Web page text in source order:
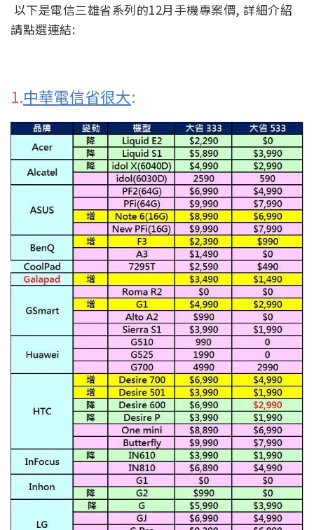
以下是電信三雄省系列的12月手機專案價, 詳細介紹
請點選連結:
1.中華電信省很大: